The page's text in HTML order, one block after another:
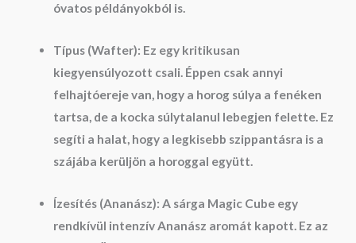
óvatos példányokból is.
Típus (Wafter): Ez egy kritikusan
kiegyensúlyozott csali. Éppen csak annyi
felhajtóereje van, hogy a horog súlya a fenéken
tartsa, de a kocka súlytalanul lebegjen felette. Ez
segíti a halat, hogy a legkisebb szippantásra is a
szájába kerüljön a horoggal együtt.
Ízesítés (Ananász): A sárga Magic Cube egy
rendkívül intenzív Ananász aromát kapott. Ez az